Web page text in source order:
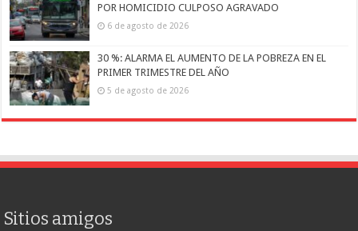
POR HOMICIDIO CULPOSO AGRAVADO
6 de agosto de 2026
30 %: ALARMA EL AUMENTO DE LA POBREZA EN EL
PRIMER TRIMESTRE DEL AÑO
5 de agosto de 2026
Sitios amigos